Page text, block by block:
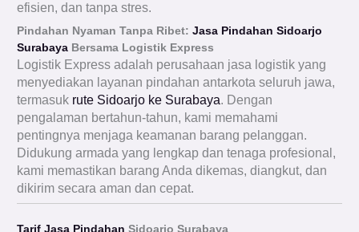
efisien, dan tanpa stres.
Pindahan Nyaman Tanpa Ribet:Jasa Pindahan Sidoarjo
Surabaya Bersama Logistik Express
Logistik Express adalah perusahaan jasa logistik yang
menyediakan layanan pindahan antarkota seluruh jawa,
termasuk rute Sidoarjo ke Surabaya. Dengan
pengalaman bertahun-tahun, kami memahami
pentingnya menjaga keamanan barang pelanggan.
Didukung armada yang lengkap dan tenaga profesional,
kami memastikan barang Anda dikemas, diangkut, dan
dikirim secara aman dan cepat.
Tarif Jasa Pindahan Sidoarjo Surabaya